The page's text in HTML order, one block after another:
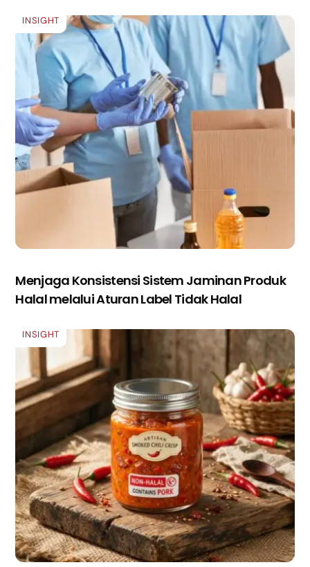
INSIGHT
Menjaga Konsistensi Sistem Jaminan Produk
Halal melalui Aturan Label Tidak Halal
INSIGHT